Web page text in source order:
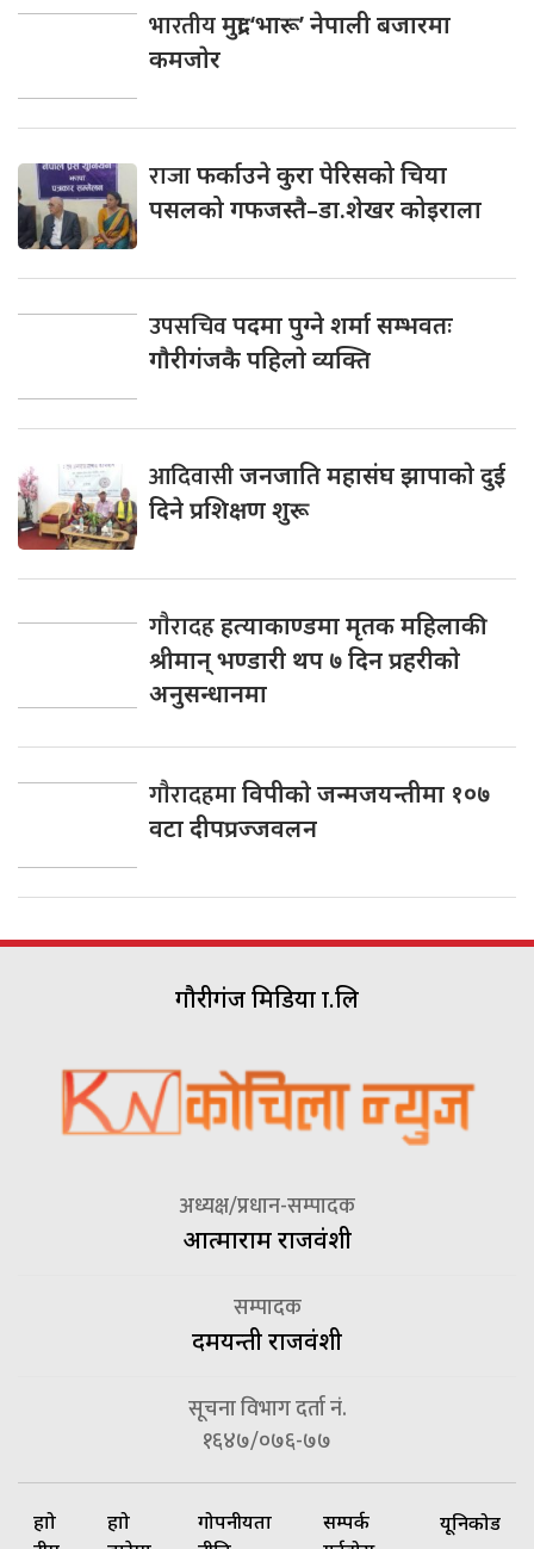
भारतीयमुद्रा ‘भारू’ नेपाली बजारमा
कमजाेर
राजाफर्काउने कुरा पेरिसको चिया
पसलको गफजस्तै–डा.शेखर कोइराला
उपसचिवपदमा पुग्ने शर्मा सम्भवतः
गाैरीगंजकै पहिलाे व्यक्ति
आदिवासीजनजाति महासंघ झापाकाे दुई
दिने प्रशिक्षण शुरू
गाैरादहहत्याकाण्डमा मृतक महिलाकी
श्रीमान् भण्डारी थप ७ दिन प्रहरीकाे
अनुसन्धानमा
गाैरादहमाविपीकाे जन्मजयन्तीमा १०७
वटा दीपप्रज्जवलन
गौरीगंज मिडिया प्रा.लि
अध्यक्ष/प्रधान-सम्पादक
आत्माराम राजवंशी
सम्पादक
दमयन्ती राजवंशी
सूचना विभाग दर्ता नं.
१६४७/०७६-७७
हाम्रो
हाम्रो
गोपनीयता
सम्पर्क
यूनिकोड